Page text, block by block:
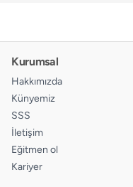
Kurumsal
Hakkımızda
Künyemiz
SSS
İletişim
Eğitmen ol
Kariyer